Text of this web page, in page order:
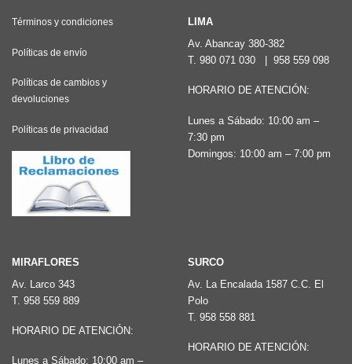
Las
pueden
en
la
página
de
producto
Términos y condiciones
Políticas de envío
Políticas de cambios y
devoluciones
Políticas de privacidad
LIMA
Av. Abancay 380-382
T. 980 071 030 958 559 098
HORARIO DE ATENCIÓN:
Lunes a Sábado: 10:00 am –
7:30 pm
Domingos: 10:00 am – 7:00 pm
MIRAFLORES
Av. Larco 343
T. 958 559 889
HORARIO DE ATENCIÓN:
Lunes a Sábado: 10:00 am –
SURCO
Av. La Encalada 1587 C.C. El
Polo
T. 958 558 881
HORARIO DE ATENCIÓN: